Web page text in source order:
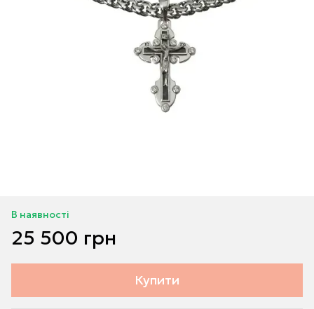
В наявності
25 500 грн
Купити